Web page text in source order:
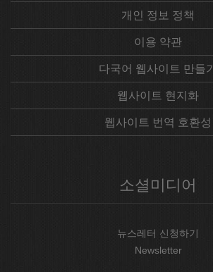
개인 정보 정책
이용 약관
다국어 웹사이트 만들기
웹사이트 현지화
웹사이트 번역 호환성
소셜미디어
뉴스레터 신청하기
Newsletter